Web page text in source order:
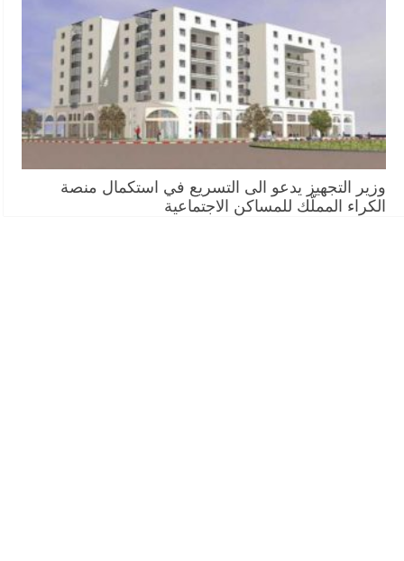
وزير التجهيز يدعو الى التسريع في استكمال منصة
الكراء المملّك للمساكن الاجتماعية